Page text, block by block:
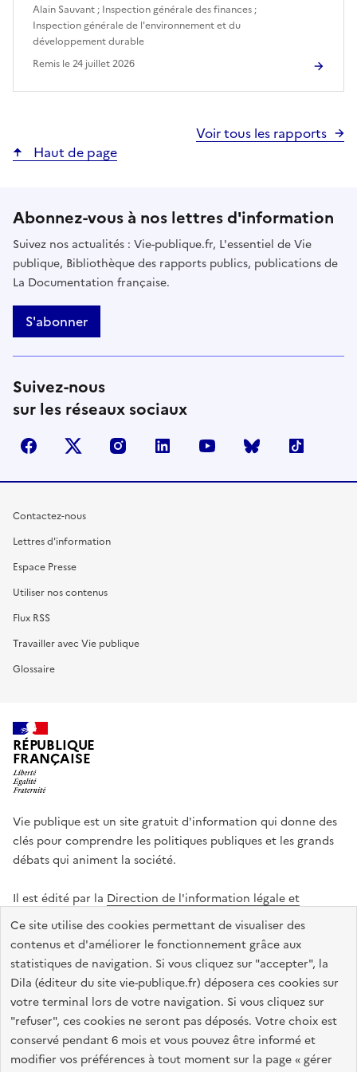
Ce site utilise des cookies permettant de visualiser des
contenus et d'améliorer le fonctionnement grâce aux
statistiques de navigation. Si vous cliquez sur "accepter", la
Dila (éditeur du site vie-publique.fr) déposera ces cookies sur
votre terminal lors de votre navigation. Si vous cliquez sur
"refuser", ces cookies ne seront pas déposés. Votre choix est
conservé pendant 6 mois et vous pouvez être informé et
modifier vos préférences à tout moment sur la page « gérer
Alain Sauvant ; Inspection générale des finances ;
Inspection générale de l'environnement et du
développement durable
Remis le24 juillet 2026
Voir tous les rapports
Haut de page
Abonnez-vous à nos lettres d'information
Suivez nos actualités : Vie-publique.fr, L'essentiel de Vie
publique, Bibliothèque des rapports publics, publications de
La Documentation française.
S'abonner
Suivez-nous
sur les réseaux sociaux
facebook X (anciennement Twitter)
instagramlinkedin youtube Bluesky
Contactez-nous
Lettres d'information
Espace Presse
Utiliser nos contenus
Flux RSS
Travailler avec Vie publique
Glossaire
RÉPUBLIQUE
FRANÇAISE
Vie publique est un site gratuit d'information qui donne des
clés pour comprendre les politiques publiques et les grands
débats qui animent la société.
Il est édité par la Direction de l'information légale et
administrative
legifrance.gouv.fr info.gouv.fr
data.gouv.fr
service-public.gouv.fr
Accessibilité : totalement conforme Données personnelles